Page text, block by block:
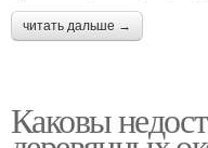
читать дальше →
Каковы